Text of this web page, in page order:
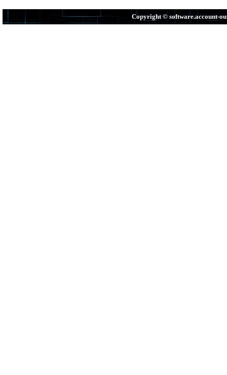
Copyright © software.account-